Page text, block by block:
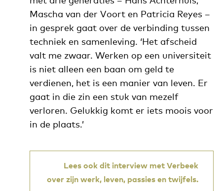
Mascha van der Voort en Patricia Reyes –
in gesprek gaat over de verbinding tussen
techniek en samenleving. ‘Het afscheid
valt me zwaar. Werken op een universiteit
is niet alleen een baan om geld te
verdienen, het is een manier van leven. Er
gaat in die zin een stuk van mezelf
verloren. Gelukkig komt er iets moois voor
in de plaats.’
Lees ook dit interview met Verbeek
over zijn werk, leven, passies en twijfels.